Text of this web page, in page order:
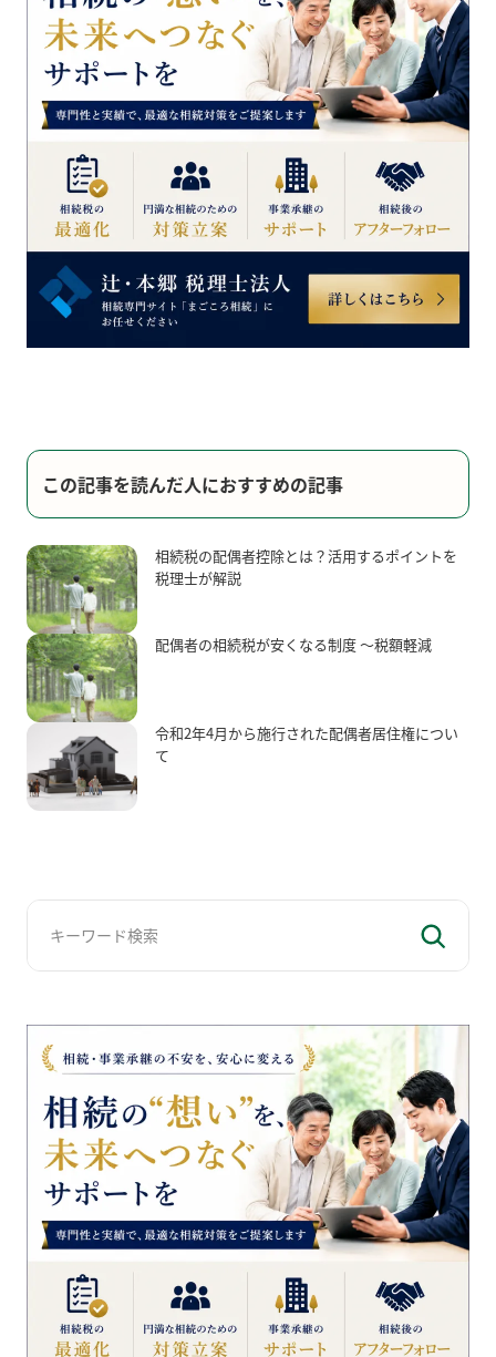
この記事を読んだ人におすすめの記事
相続税の配偶者控除とは？活用するポイントを
税理士が解説
配偶者の相続税が安くなる制度 ～税額軽減
令和2年4月から施行された配偶者居住権につい
て